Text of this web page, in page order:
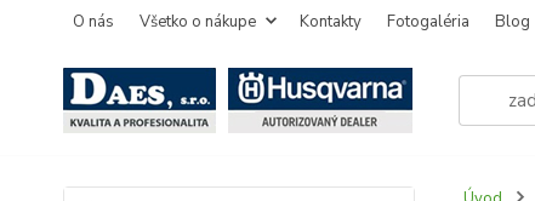
O nás Všetko o nákupe Kontakty Fotogaléria Blog